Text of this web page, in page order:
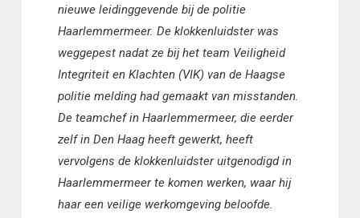
nieuwe leidinggevende bij de politie
Haarlemmermeer. De klokkenluidster was
weggepest nadat ze bij het team Veiligheid
Integriteit en Klachten (VIK) van de Haagse
politie melding had gemaakt van misstanden.
De teamchef in Haarlemmermeer, die eerder
zelf in Den Haag heeft gewerkt, heeft
vervolgens de klokkenluidster uitgenodigd in
Haarlemmermeer te komen werken, waar hij
haar een veilige werkomgeving beloofde.